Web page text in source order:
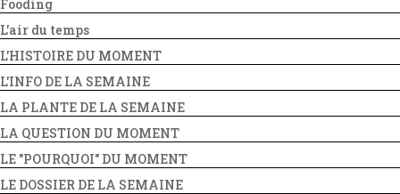
Fooding
L'air du temps
L'HISTOIRE DU MOMENT
L'INFO DE LA SEMAINE
LA PLANTE DE LA SEMAINE
LA QUESTION DU MOMENT
LE "POURQUOI" DU MOMENT
LE DOSSIER DE LA SEMAINE